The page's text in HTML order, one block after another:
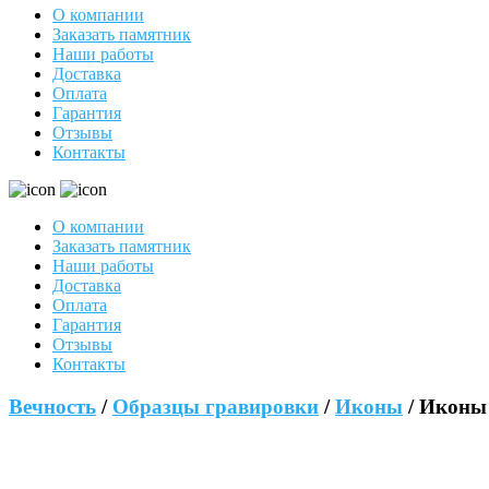
О компании
Заказать памятник
Наши работы
Доставка
Оплата
Гарантия
Отзывы
Контакты
О компании
Заказать памятник
Наши работы
Доставка
Оплата
Гарантия
Отзывы
Контакты
Вечность / Образцы гравировки /Иконы /